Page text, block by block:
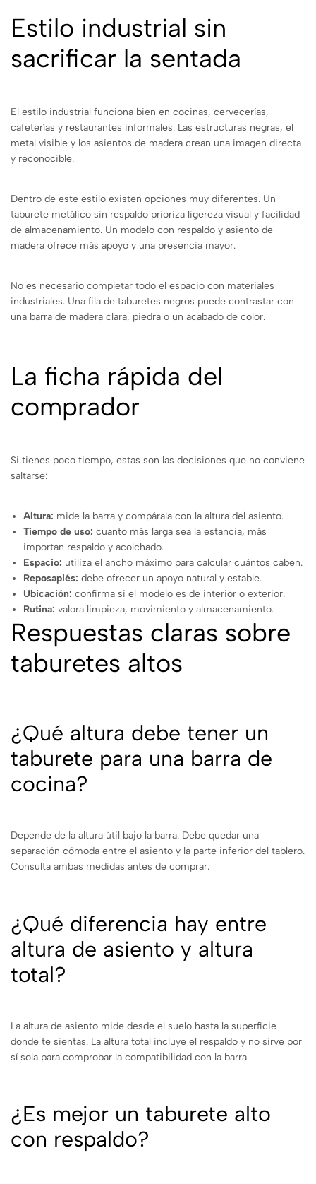
Estilo industrial sin
sacrificar la sentada
El estilo industrial funciona bien en cocinas, cervecerías,
cafeterías y restaurantes informales. Las estructuras negras, el
metal visible y los asientos de madera crean una imagen directa
y reconocible.
Dentro de este estilo existen opciones muy diferentes. Un
taburete metálico sin respaldo prioriza ligereza visual y facilidad
de almacenamiento. Un modelo con respaldo y asiento de
madera ofrece más apoyo y una presencia mayor.
No es necesario completar todo el espacio con materiales
industriales. Una fila de taburetes negros puede contrastar con
una barra de madera clara, piedra o un acabado de color.
La ficha rápida del
comprador
Si tienes poco tiempo, estas son las decisiones que no conviene
saltarse:
Altura: mide la barra y compárala con la altura del asiento.
Tiempo de uso: cuanto más larga sea la estancia, más
importan respaldo y acolchado.
Espacio: utiliza el ancho máximo para calcular cuántos caben.
Reposapiés: debe ofrecer un apoyo natural y estable.
Ubicación: confirma si el modelo es de interior o exterior.
Rutina: valora limpieza, movimiento y almacenamiento.
Respuestas claras sobre
taburetes altos
¿Qué altura debe tener un
taburete para una barra de
cocina?
Depende de la altura útil bajo la barra. Debe quedar una
separación cómoda entre el asiento y la parte inferior del tablero.
Consulta ambas medidas antes de comprar.
¿Qué diferencia hay entre
altura de asiento y altura
total?
La altura de asiento mide desde el suelo hasta la superficie
donde te sientas. La altura total incluye el respaldo y no sirve por
sí sola para comprobar la compatibilidad con la barra.
¿Es mejor un taburete alto
con respaldo?